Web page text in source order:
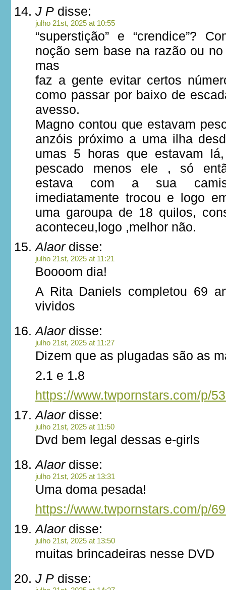
J P disse:
julho 21st, 2025 at 10:55
“superstição” e “crendice”?
noção sem base na razão ou
mas
faz a gente evitar certos
como passar por baixo de
avesso.
Magno contou que estavam
anzóis próximo a uma ilha
umas 5 horas que estavam
pescado menos ele , só
estava com a sua
imediatamente trocou e logo
uma garoupa de 18 quilos,
aconteceu,logo ,melhor não.
Alaordisse:
julho 21st, 2025 at 11:21
Boooom dia!
A Rita Daniels completou 69
vividos
Alaordisse:
julho 21st, 2025 at 11:27
Dizem que as plugadas são as
2.1 e 1.8
https://www.twpornstars.com/p/
Alaordisse:
julho 21st, 2025 at 11:50
Dvd bem legal dessas e-girls
Alaordisse:
julho 21st, 2025 at 13:31
Uma doma pesada!
https://www.twpornstars.com/p/
Alaordisse:
julho 21st, 2025 at 13:50
muitas brincadeiras nesse DVD
J P disse: